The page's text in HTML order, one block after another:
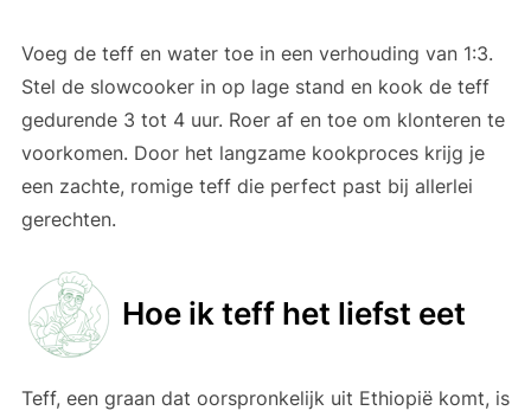
Voeg de teff en water toe in een verhouding van 1:3.
Stel de slowcooker in op lage stand en kook de teff
gedurende 3 tot 4 uur. Roer af en toe om klonteren te
voorkomen. Door het langzame kookproces krijg je
een zachte, romige teff die perfect past bij allerlei
gerechten.
Hoe ik teff het liefst eet
Teff, een graan dat oorspronkelijk uit Ethiopië komt, is